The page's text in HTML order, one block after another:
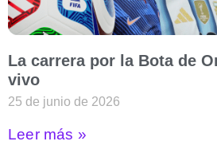
La carrera por la Bota de
vivo
25 de junio de 2026
Leer más »